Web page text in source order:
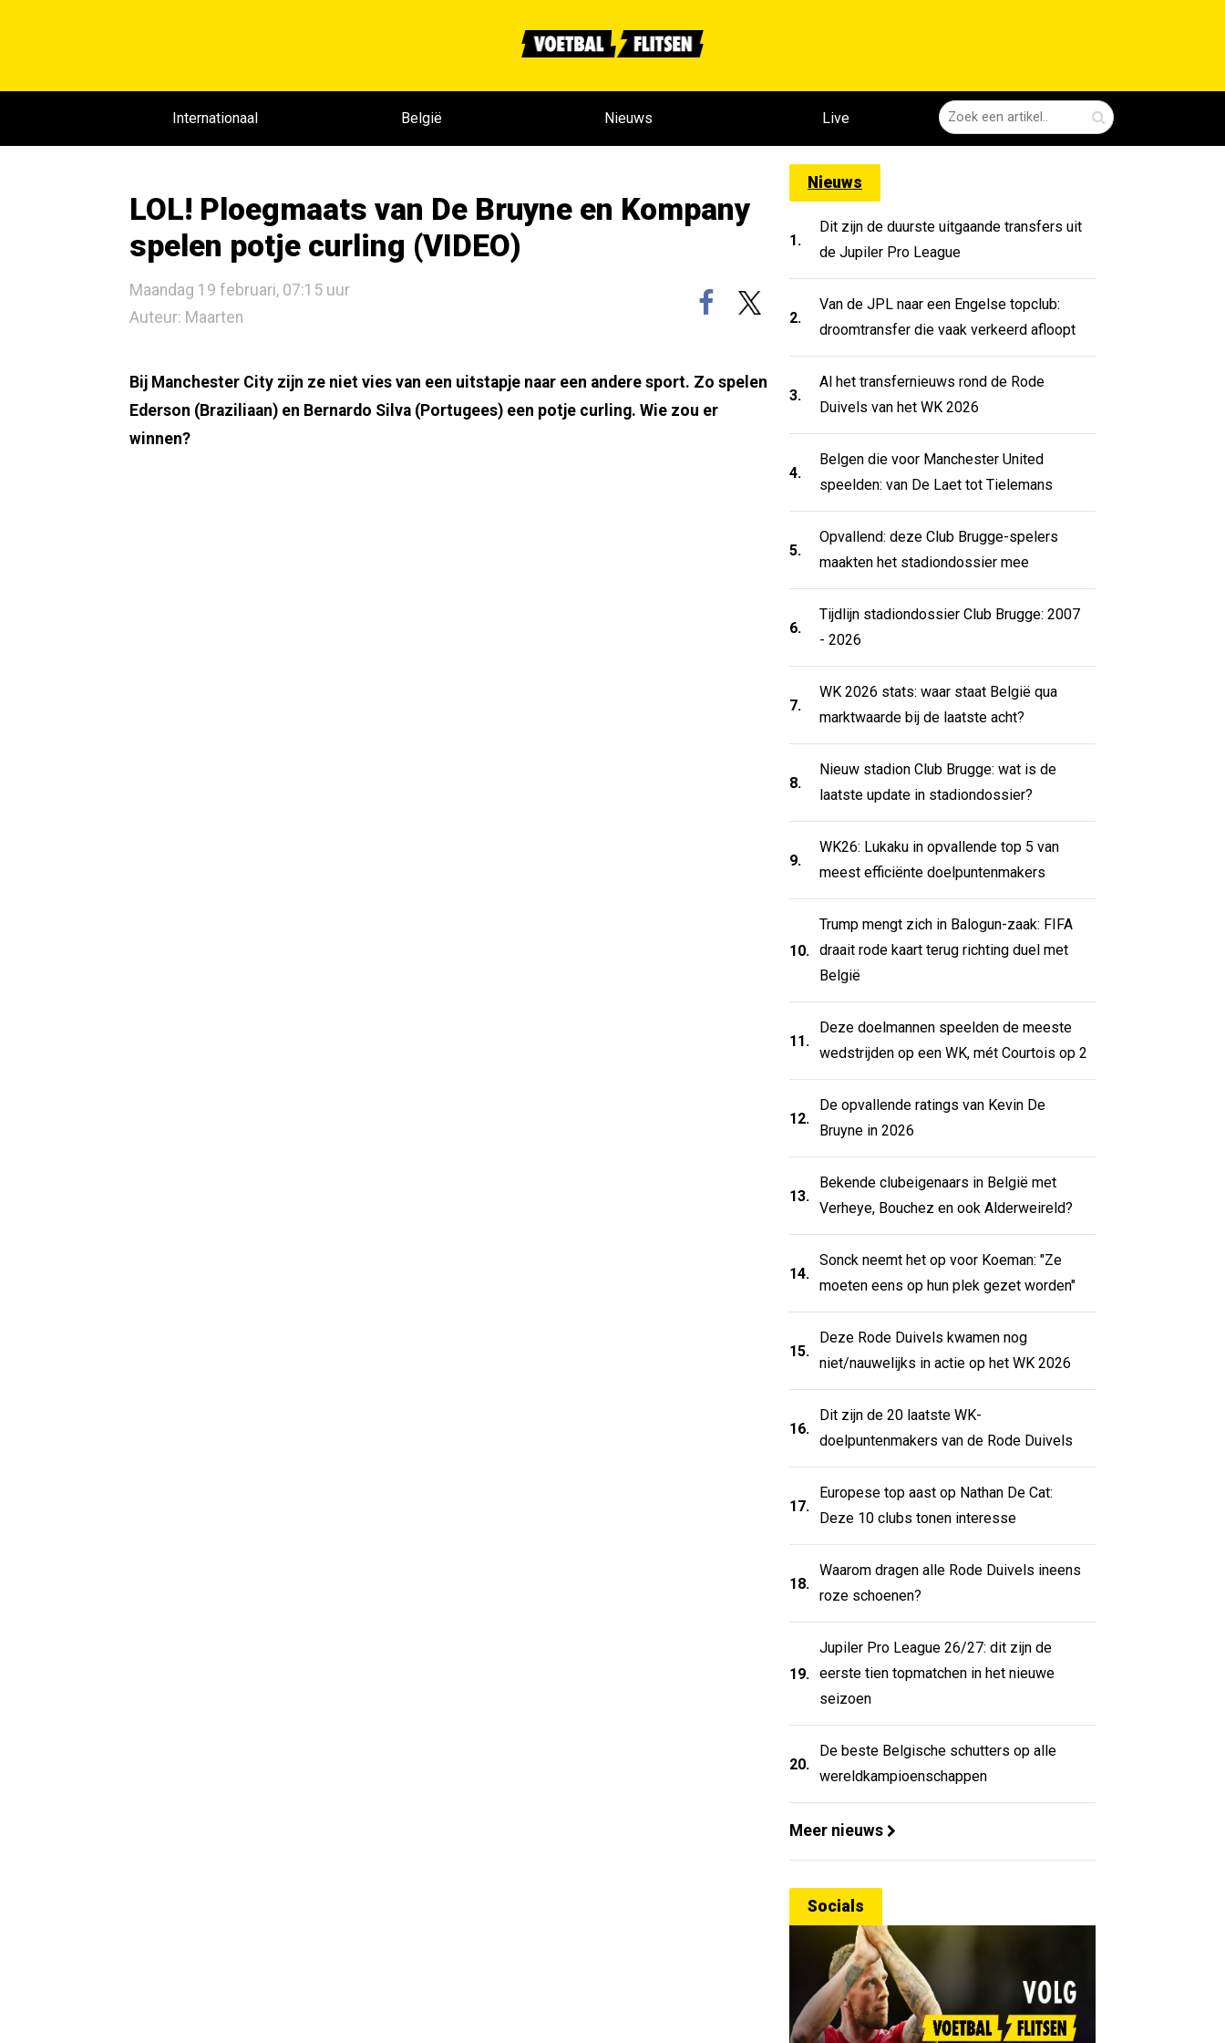
Internationaal België Nieuws Live
LOL! Ploegmaats van De Bruyne en Kompany
spelen potje curling (VIDEO)
Maandag 19 februari, 07:15 uur
Auteur: Maarten
Bij Manchester City zijn ze niet vies van een uitstapje naar een andere sport. Zo spelen
Ederson (Braziliaan) en Bernardo Silva (Portugees) een potje curling. Wie zou er
winnen?
Nieuws
1.
Dit zijn de duurste uitgaande transfers uit
de Jupiler Pro League
2.
Van de JPL naar een Engelse topclub:
droomtransfer die vaak verkeerd afloopt
3.
Al het transfernieuws rond de Rode
Duivels van het WK 2026
4.
Belgen die voor Manchester United
speelden: van De Laet tot Tielemans
5.
Opvallend: deze Club Brugge-spelers
maakten het stadiondossier mee
6.
Tijdlijn stadiondossier Club Brugge: 2007
- 2026
7.
WK 2026 stats: waar staat België qua
marktwaarde bij de laatste acht?
8.
Nieuw stadion Club Brugge: wat is de
laatste update in stadiondossier?
9.
WK26: Lukaku in opvallende top 5 van
meest efficiënte doelpuntenmakers
10.
Trump mengt zich in Balogun-zaak: FIFA
draait rode kaart terug richting duel met
België
11.
Deze doelmannen speelden de meeste
wedstrijden op een WK, mét Courtois op 2
12.
De opvallende ratings van Kevin De
Bruyne in 2026
13.
Bekende clubeigenaars in België met
Verheye, Bouchez en ook Alderweireld?
14.
Sonck neemt het op voor Koeman: "Ze
moeten eens op hun plek gezet worden"
15.
Deze Rode Duivels kwamen nog
niet/nauwelijks in actie op het WK 2026
16.
Dit zijn de 20 laatste WK-
doelpuntenmakers van de Rode Duivels
17.
Europese top aast op Nathan De Cat:
Deze 10 clubs tonen interesse
18.
Waarom dragen alle Rode Duivels ineens
roze schoenen?
19.
Jupiler Pro League 26/27: dit zijn de
eerste tien topmatchen in het nieuwe
seizoen
20.
De beste Belgische schutters op alle
wereldkampioenschappen
Meer nieuws
Socials